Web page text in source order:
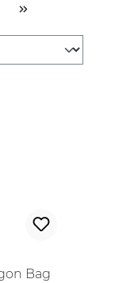
Bag